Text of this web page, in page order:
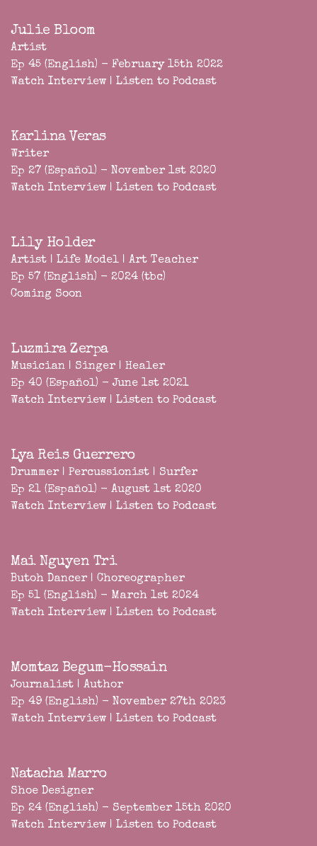
Julie Bloom
Artist
Ep 45 (English) - February 15th 2022
Watch Interview | Listen to Podcast
Karlina Veras
Writer
Ep 27 (Español) - November 1st 2020
Watch Interview | Listen to Podcast
Lily Holder
Artist | Life Model | Art Teacher
Ep 57 (English) - 2024 (tbc)
Coming Soon
Luzmira Zerpa
Musician | Singer | Healer
Ep 40 (Español) - June 1st 2021
Watch Interview | Listen to Podcast
Lya Reis Guerrero
Drummer | Percussionist | Surfer
Ep 21 (Español) - August 1st 2020
Watch Interview | Listen to Podcast
Mai Nguyen Tri
Butoh Dancer | Choreographer
Ep 51 (English) - March 1st 2024
Watch Interview | Listen to Podcast
Momtaz Begum-Hossain
Journalist | Author
Ep 49 (English) - November 27th 2023
Watch Interview | Listen to Podcast
Natacha Marro
Shoe Designer
Ep 24 (English) - September 15th 2020
Watch Interview | Listen to Podcast